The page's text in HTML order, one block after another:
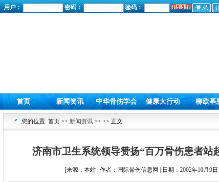
用户： 密码： 验码：
首页 新闻资讯 中华骨伤学会 健康大行动 柳欧基
您的位置 首页 >> 新闻资讯 >> >> 正文
济南市卫生系统领导赞扬“百万骨伤患者站
[来源：本站 | 作者：国际骨伤信息网 | 日期：2002年10月9日